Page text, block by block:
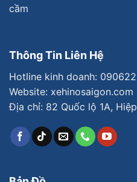
cầm
Thông Tin Liên Hệ
Hotline kinh doanh:
Website: xehinosaigon.com
Địa chỉ: 82 Quốc lộ 1A,